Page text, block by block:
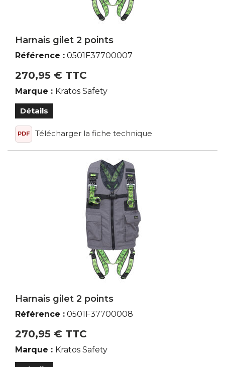
Harnais gilet 2 points
Référence : 0501F37700007
270,95 € TTC
Marque : Kratos Safety
Détails
PDF Télécharger la fiche technique
Harnais gilet 2 points
Référence : 0501F37700008
270,95 € TTC
Marque : Kratos Safety